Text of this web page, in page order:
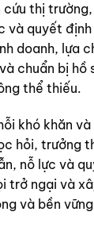
cứu thị
và quyết
doanh, lựa
chuẩn bị hồ
thể thiếu.
khó khăn
hỏi, trưởng
nỗ lực và
trở ngại và
và bền